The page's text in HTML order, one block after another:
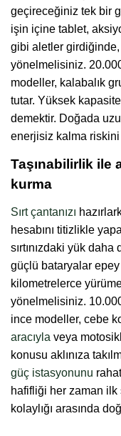
geçireceğiniz tek bir
işin içine tablet,
gibi aletler
yönelmelisiniz.
modeller, kalabalık
tutar. Yüksek
demektir. Doğada
enerjisiz kalma
Taşınabilirlik ile
kurma
Sırt çantanızı
hesabını titizlikle
sırtınızdaki yük
güçlü bataryalar epey
kilometrelerce
yönelmelisiniz.
ince modeller, cebe
aracıyla veya
konusu aklınıza
güç istasyonunu
hafifliği her zaman ilk
kolaylığı arasında